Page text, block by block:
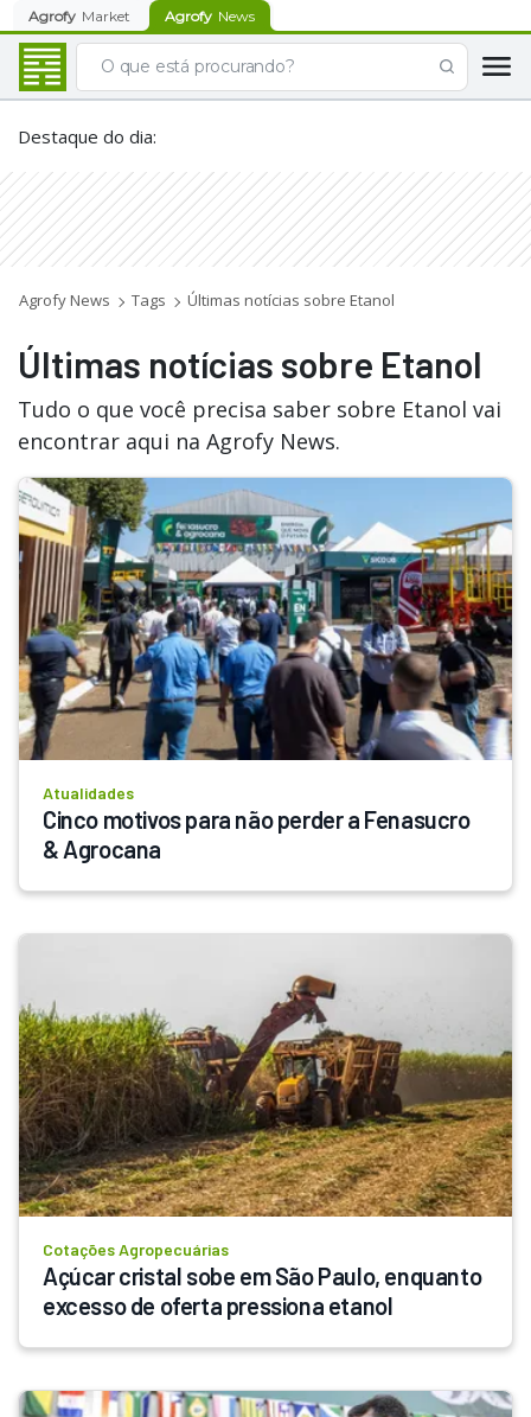
Agrofy Market Agrofy News
Destaque do dia:
Agrofy News Tags Últimas notícias sobre Etanol
Últimas notícias sobre Etanol
Tudo o que você precisa saber sobre Etanol vai
encontrar aqui na Agrofy News.
Atualidades
Cinco motivos para não perder a Fenasucro
& Agrocana
Cotações Agropecuárias
Açúcar cristal sobe em São Paulo, enquanto
excesso de oferta pressiona etanol